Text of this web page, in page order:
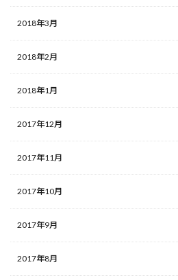
2018年3月
2018年2月
2018年1月
2017年12月
2017年11月
2017年10月
2017年9月
2017年8月